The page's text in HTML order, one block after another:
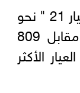
وارتفع أيضًا سعر جرام الذهب "عيار 21 " نحو
4 جنيهات ليسجل 813 جنيهًا مقابل 809
الأكثر